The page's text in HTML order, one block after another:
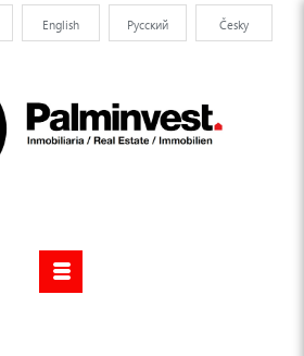
English Pусский Česky